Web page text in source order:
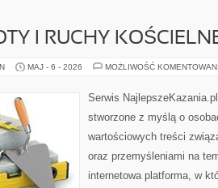
I RUCHY
MAJ - 6 - 2026 MOŻLIWOŚĆ
Serwis
stworzone z myślą o
wartościowych treści
oraz przemyśleniami na
internetowa platforma, w